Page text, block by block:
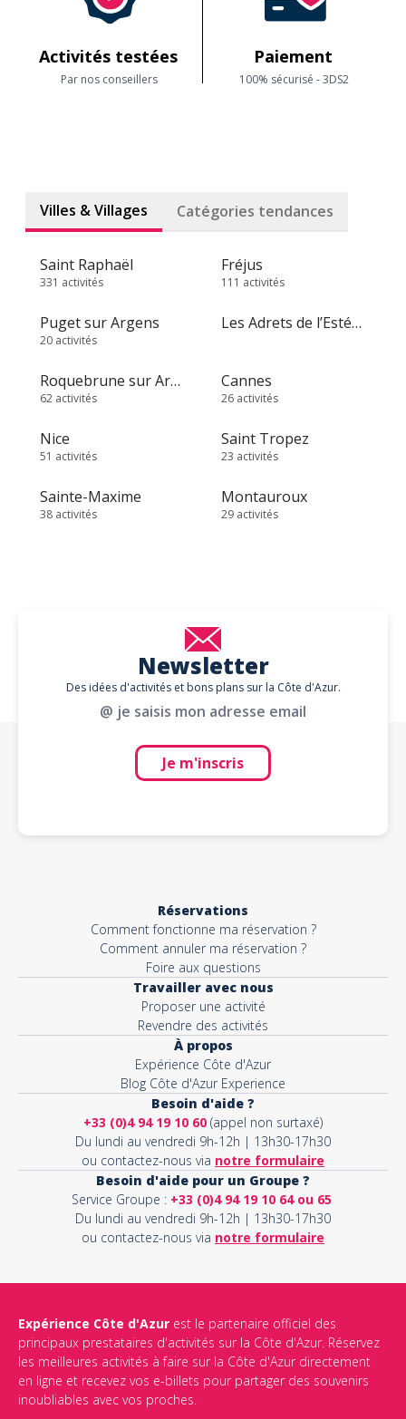
Activités testées
Par nos conseillers
Paiement
100% sécurisé - 3DS2
Villes & Villages Catégories tendances
Saint Raphaël
331 activités
Fréjus
111 activités
Puget sur Argens
20 activités
Les Adrets de l’Estérel
Roquebrune sur Argens
62 activités
Cannes
26 activités
Nice
51 activités
Saint Tropez
23 activités
Sainte-Maxime
38 activités
Montauroux
29 activités
Newsletter
Des idées d'activités et bons plans sur la Côte d'Azur.
@ je saisis mon adresse email
Je m'inscris
Réservations
Comment fonctionne ma réservation ?
Comment annuler ma réservation ?
Foire aux questions
Travailler avec nous
Proposer une activité
Revendre des activités
À propos
Expérience Côte d'Azur
Blog Côte d'Azur Experience
Besoin d'aide ?
+33 (0)4 94 19 10 60 (appel non surtaxé)
Du lundi au vendredi 9h-12h | 13h30-17h30
ou contactez-nous via notre formulaire
Besoin d'aide pour un Groupe ?
Service Groupe : +33 (0)4 94 19 10 64 ou 65
Du lundi au vendredi 9h-12h | 13h30-17h30
ou contactez-nous via notre formulaire
Expérience Côte d'Azur est le partenaire officiel des
principaux prestataires d'activités sur la Côte d'Azur. Réservez
les meilleures activités à faire sur la Côte d'Azur directement
en ligne et recevez vos e-billets pour partager des souvenirs
inoubliables avec vos proches.